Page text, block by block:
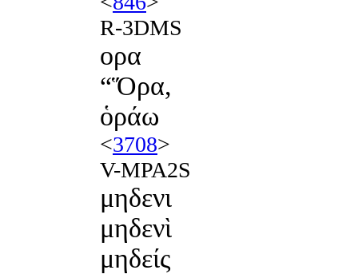
R-3DMS
ορα
“Ὅρα,
ὁράω
<3708>
V-MPA2S
μηδενι
μηδενὶ
μηδείς